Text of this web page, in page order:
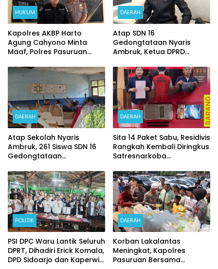
HUKUM
Kapolres AKBP Harto
Agung Cahyono Minta
Maaf, Polres Pasuruan
Meninggalnya Terduga
Pelaku Judi Online
DAERAH
Atap SDN 16
Gedongtataan Nyaris
Ambruk, Ketua DPRD
Perjuangkan Anggaran
Perbaikan
DAERAH
Atap Sekolah Nyaris
Ambruk, 261 Siswa SDN 16
Gedongtataan
Demi Belajar
DAERAH
Sita 14 Paket Sabu, Residivis
Rangkah Kembali Diringkus
Satresnarkoba
POLITIK
PSI DPC Waru Lantik Seluruh
DPRT, Dihadiri Erick Komala,
DPD Sidoarjo dan Kaperwil
DAERAH
Korban Lakalantas
Meningkat, Kapolres
Pasuruan Bersama